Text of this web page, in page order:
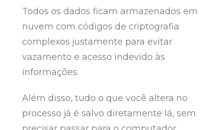
Todos os dados ficam armazenados em
nuvem com códigos de criptografia
complexos justamente para evitar
vazamento e acesso indevido às
informações.
Além disso, tudo o que você altera no
processo já é salvo diretamente lá, sem